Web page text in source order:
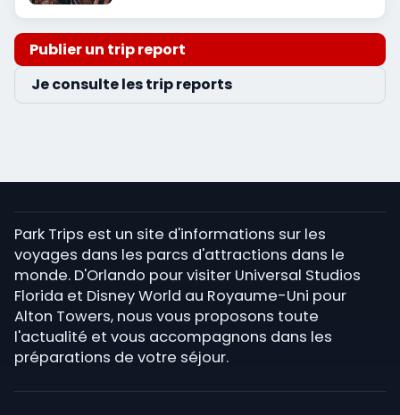
Publier un trip report
Je consulte les trip reports
Park Trips est un site d'informations sur les
voyages dans les parcs d'attractions dans le
monde. D'Orlando pour visiter Universal Studios
Florida et Disney World au Royaume-Uni pour
Alton Towers, nous vous proposons toute
l'actualité et vous accompagnons dans les
préparations de votre séjour.